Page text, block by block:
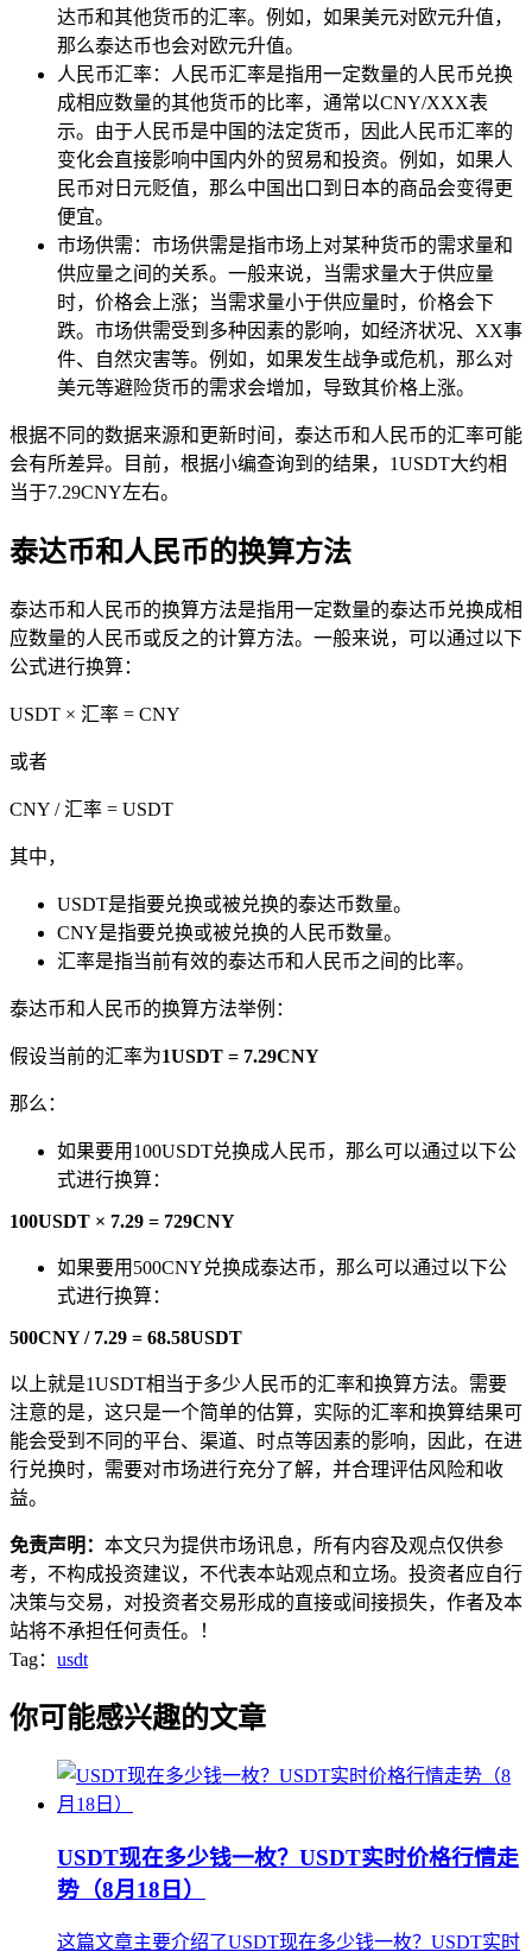
达币和其他货币的汇率。例如，如果美元对欧元升值，
那么泰达币也会对欧元升值。
人民币汇率：人民币汇率是指用一定数量的人民币兑换
成相应数量的其他货币的比率，通常以CNY/XXX表
示。由于人民币是中国的法定货币，因此人民币汇率的
变化会直接影响中国内外的贸易和投资。例如，如果人
民币对日元贬值，那么中国出口到日本的商品会变得更
便宜。
市场供需：市场供需是指市场上对某种货币的需求量和
供应量之间的关系。一般来说，当需求量大于供应量
时，价格会上涨；当需求量小于供应量时，价格会下
跌。市场供需受到多种因素的影响，如经济状况、XX事
件、自然灾害等。例如，如果发生战争或危机，那么对
美元等避险货币的需求会增加，导致其价格上涨。
根据不同的数据来源和更新时间，泰达币和人民币的汇率可能
会有所差异。目前，根据小编查询到的结果，1USDT大约相
当于7.29CNY左右。
泰达币和人民币的换算方法
泰达币和人民币的换算方法是指用一定数量的泰达币兑换成相
应数量的人民币或反之的计算方法。一般来说，可以通过以下
公式进行换算：
USDT × 汇率 = CNY
或者
CNY / 汇率 = USDT
其中，
USDT是指要兑换或被兑换的泰达币数量。
CNY是指要兑换或被兑换的人民币数量。
汇率是指当前有效的泰达币和人民币之间的比率。
泰达币和人民币的换算方法举例：
假设当前的汇率为1USDT = 7.29CNY
那么：
如果要用100USDT兑换成人民币，那么可以通过以下公
式进行换算：
100USDT × 7.29 = 729CNY
如果要用500CNY兑换成泰达币，那么可以通过以下公
式进行换算：
500CNY / 7.29 = 68.58USDT
以上就是1USDT相当于多少人民币的汇率和换算方法。需要
注意的是，这只是一个简单的估算，实际的汇率和换算结果可
能会受到不同的平台、渠道、时点等因素的影响，因此，在进
行兑换时，需要对市场进行充分了解，并合理评估风险和收
益。
免责声明： 本文只为提供市场讯息，所有内容及观点仅供参
考，不构成投资建议，不代表本站观点和立场。投资者应自行
决策与交易，对投资者交易形成的直接或间接损失，作者及本
站将不承担任何责任。！
Tag： usdt
你可能感兴趣的文章
USDT现在多少钱一枚？USDT实时价格行情走
势（8月18日）
这篇文章主要介绍了USDT现在多少钱一枚？USDT实时